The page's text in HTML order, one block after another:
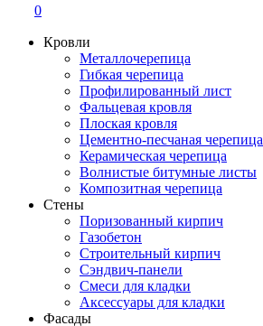
0
Кровли
Металлочерепица
Гибкая черепица
Профилированный лист
Фальцевая кровля
Плоская кровля
Цементно-песчаная черепица
Керамическая черепица
Волнистые битумные листы
Композитная черепица
Стены
Поризованный кирпич
Газобетон
Строительный кирпич
Сэндвич-панели
Смеси для кладки
Аксессуары для кладки
Фасады